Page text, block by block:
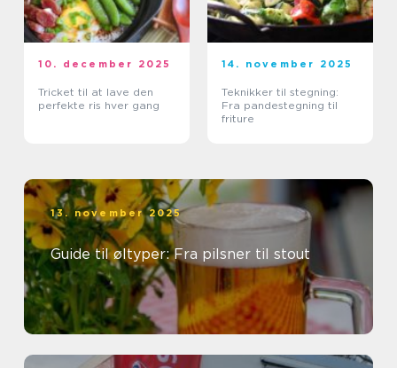
10. december 2025
Tricket til at lave den
perfekte ris hver gang
14. november 2025
Teknikker til stegning:
Fra pandestegning til
friture
13. november 2025
Guide til øltyper: Fra pilsner til stout